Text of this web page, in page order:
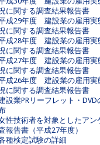
に関する調査結果報告書
成29年度 建設業の雇用実
に関する調査結果報告書
成28年度 建設業の雇用実
に関する調査結果報告書
成27年度 建設業の雇用実
に関する調査結果報告書
成26年度 建設業の雇用実
に関する調査結果報告書
設業PRリーフレット・
性技術者を対象としたアン
報告書（平成27年度）
種検定試験の詳細